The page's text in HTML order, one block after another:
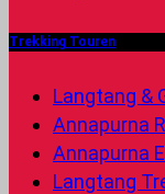
Trekking Touren
Langtang &
Annapurna
Annapurna
Langtang